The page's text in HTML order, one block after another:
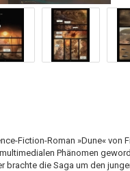
Fiction-Roman »Dune« von
Phänomen
brachte die Saga um den